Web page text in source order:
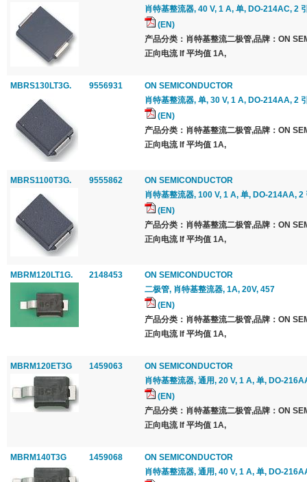
肖特基整流器, 40 V, 1 A, 单, DO-214AC, 2
(EN)
产品分类：肖特基整流二极管,品牌：ON
正向电流 If 平均值 1A,
MBRS130LT3G. 9556931
ON SEMICONDUCTOR
肖特基整流器, 单, 30 V, 1 A, DO-214AA, 2
(EN)
产品分类：肖特基整流二极管,品牌：ON
正向电流 If 平均值 1A,
MBRS1100T3G. 9555862
ON SEMICONDUCTOR
肖特基整流器, 100 V, 1 A, 单, DO-214AA, 2
(EN)
产品分类：肖特基整流二极管,品牌：ON
正向电流 If 平均值 1A,
MBRM120LT1G. 2148453
ON SEMICONDUCTOR
二极管, 肖特基整流器, 1A, 20V, 457
(EN)
产品分类：肖特基整流二极管,品牌：ON
正向电流 If 平均值 1A,
MBRM120ET3G 1459063
ON SEMICONDUCTOR
肖特基整流器, 通用, 20 V, 1 A, 单, DO-
(EN)
产品分类：肖特基整流二极管,品牌：ON
正向电流 If 平均值 1A,
MBRM140T3G 1459068
ON SEMICONDUCTOR
肖特基整流器, 通用, 40 V, 1 A, 单, DO-